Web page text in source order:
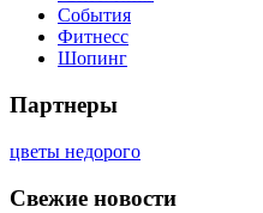
События
Фитнесс
Шопинг
Партнеры
цветы недорого
Свежие новости